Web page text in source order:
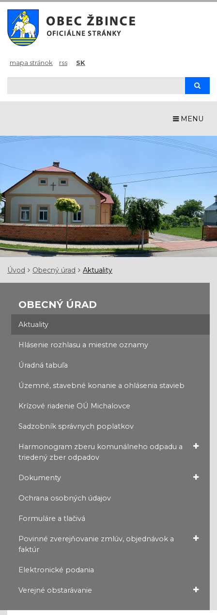
mapa stránok rss SK
MENU
Úvod Obecný úrad Aktuality
OBECNÝ ÚRAD
Aktuality
Hlásenie rozhlasu a miestne oznamy
Úradná tabuľa
Územné, stavebné konanie a ohlásenia stavieb
Krízové riadenie OÚ Michalovce
Sadzobník správnych poplatkov
Harmonogram zberu komunálneho odpadu a
triedený zber odpadov
Dokumenty
Ochrana osobných údajov
Formuláre a tlačivá
Povinné zverejňovanie zmlúv, objednávok a
faktúr
Elektronické podania
Verejné obstarávanie